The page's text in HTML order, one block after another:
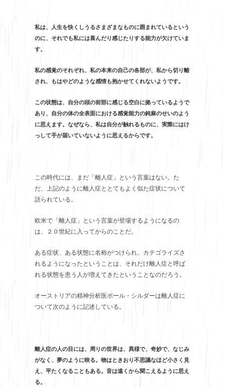
私は、人生を快くしうるさまざまなものに囲まれているという
のに、それでも私には喜んだり感じたりする能力が欠けていま
す。
私の感覚のそれぞれ、私の本来の自己の各部が、私から切り離
され、もはやどのような感情も抱かせてくれないようです。
この状態は、自分の頭の前部に感じる空白に拠っているようで
あり、自分の体の全表面における感覚能力の鈍麻のせいのよう
に思えます。なぜなら、私は自分が触れるものに、実際にはけ
っして手が届いていないように思えるからです。
この時代には、まだ「離人症」という言葉はない。た
だ、上記のように離人症ととてもよく似た症状について
語られている。
欧米で「離人症」という言葉が登場するようになるの
は、２０世紀に入ってからのことだ。
ある症状、ある状態に名称がつけられ、カテゴライズさ
れるようになったということは、それだけ離人症と呼ば
れる状態を患う人が増えてきたということなのだろう。
オーストリアの精神分析医ポール・シルダーは離人症に
ついて次のように記述している。
離人症の人の目には、周りの世界は、異様で、奇妙で、なじみ
がなく、夢のように映る。物はときおり不思議なほど小さく見
え、平たくなることもある。音は遠くから聞こえるように思え
る。